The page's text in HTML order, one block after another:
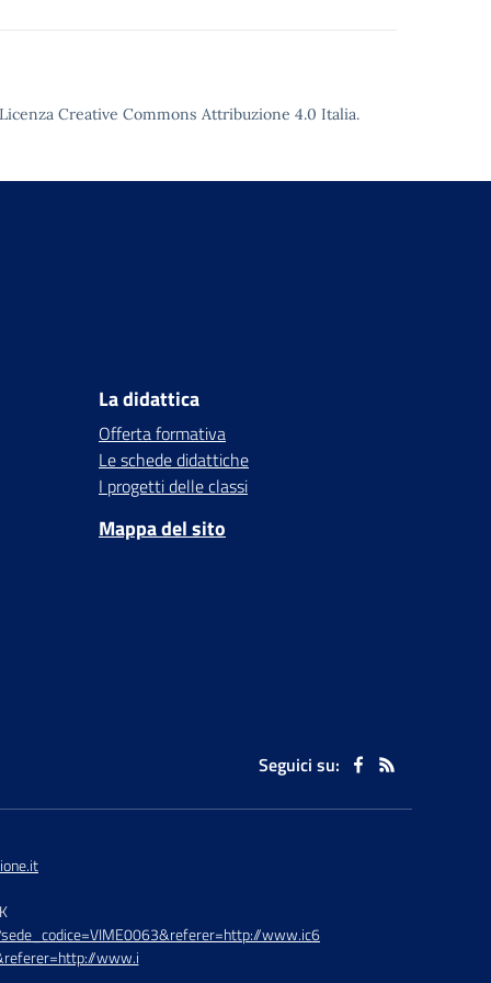
Licenza Creative Commons Attribuzione 4.0 Italia.
La didattica
Offerta formativa
Le schede didattiche
I progetti delle classi
Mappa del sito
Seguici su:
www.ic6
www.i